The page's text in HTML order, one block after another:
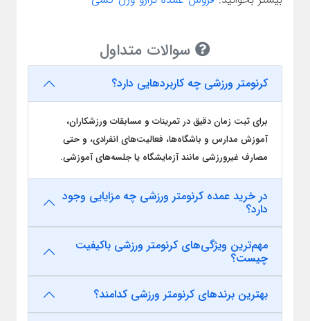
سوالات متداول
کرنومتر ورزشی چه کاربردهایی دارد؟
برای ثبت زمان دقیق در تمرینات و مسابقات ورزشکاران،
آموزش مدارس و باشگاه‌ها، فعالیت‌های انفرادی، و حتی
مصارف غیرورزشی مانند آزمایشگاه یا جلسه‌های آموزشی.
در خرید عمده کرنومتر ورزشی چه مزایایی وجود
دارد؟
مهم‌ترین ویژگی‌های کرنومتر ورزشی باکیفیت
چیست؟
بهترین برندهای کرنومتر ورزشی کدامند؟